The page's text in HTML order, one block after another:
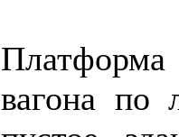
вагона по